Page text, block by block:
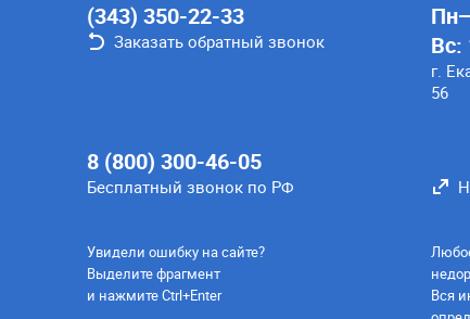
(343) 350-22-33
Заказать обратный звонок
8 (800) 300-46-05
Бесплатный звонок по РФ
Вс:
г.
56
Увидели ошибку на сайте?
Выделите фрагмент
и нажмите Ctrl+Enter
Вся